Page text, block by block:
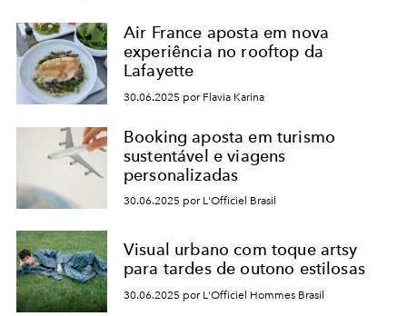
Air France aposta em nova
experiência no rooftop da
Lafayette
30.06.2025 por Flavia Karina
Booking aposta em turismo
sustentável e viagens
personalizadas
30.06.2025 por L'Officiel Brasil
Visual urbano com toque artsy
para tardes de outono estilosas
30.06.2025 por L'Officiel Hommes Brasil